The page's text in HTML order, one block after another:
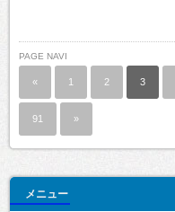
PAGE NAVI
« 1 2 3
91 »
メニュー